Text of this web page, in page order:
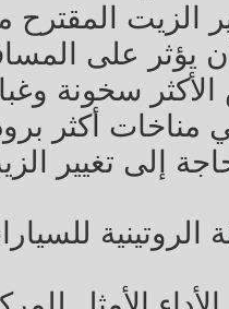
الزيت المقترح
يؤثر على
سخونة
مناخات أكثر
الروتينية